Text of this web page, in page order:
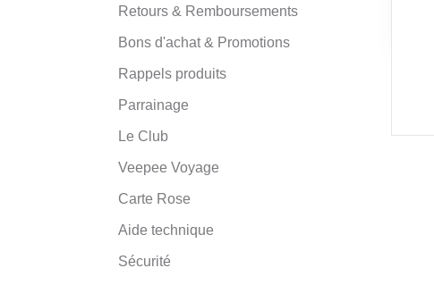
Retours & Remboursements
Bons d'achat & Promotions
Rappels produits
Parrainage
Le Club
Veepee Voyage
Carte Rose
Aide technique
Sécurité